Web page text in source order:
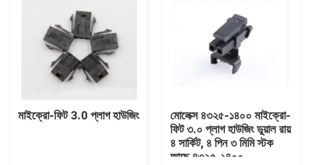
মাইক্রো-ফিট 3.0 প্লাগ হাউজিং
মোলেক্স ৪৩২৫-১৪০০ মাইক্রো-
ফিট ৩.০ প্লাগ হাউজিং ডুয়াল রায়
৪ সার্কিট, ৪ পিন ৩ মিমি স্টক
আছে ৪৩২৫-১৪০০